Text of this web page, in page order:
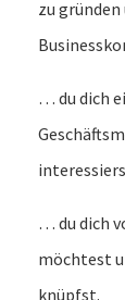
zu
… du dich
… du dich
möchtest
knüpfst.